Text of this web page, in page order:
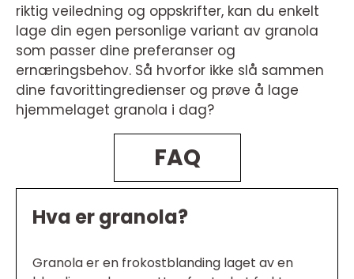
riktig veiledning og oppskrifter, kan du enkelt
lage din egen personlige variant av granola
som passer dine preferanser og
ernæringsbehov. Så hvorfor ikke slå sammen
dine favorittingredienser og prøve å lage
hjemmelaget granola i dag?
FAQ
Hva er granola?
Granola er en frokostblanding laget av en